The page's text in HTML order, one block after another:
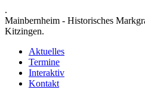
.
Mainbernheim - Historisches
Kitzingen.
Aktuelles
Termine
Interaktiv
Kontakt